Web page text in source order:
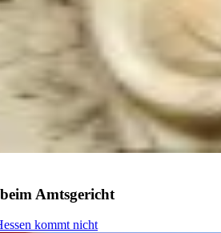
Amtsgericht
kommt nicht